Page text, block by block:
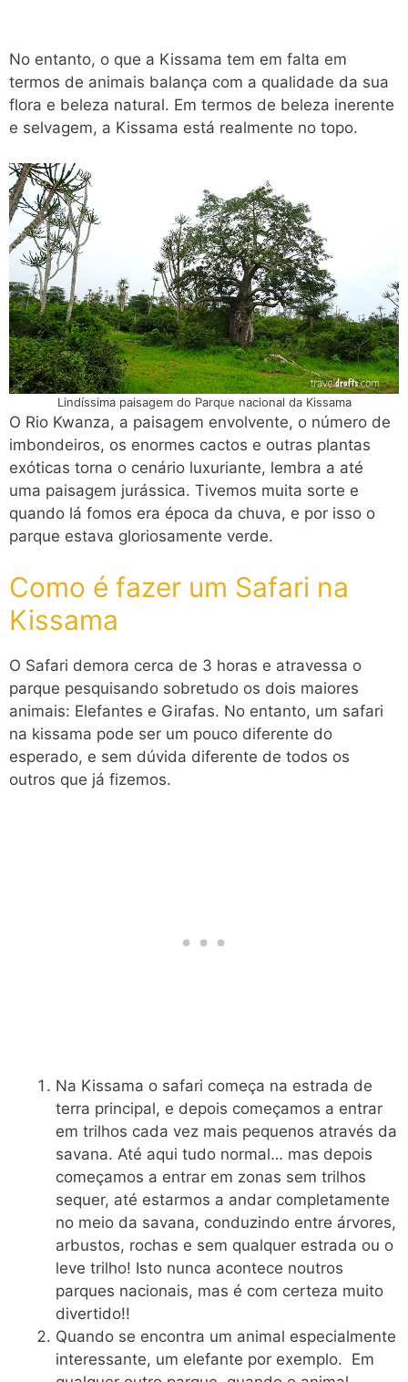
No entanto, o que a Kissama tem em falta em
termos de animais balança com a qualidade da sua
flora e beleza natural. Em termos de beleza inerente
e selvagem, a Kissama está realmente no topo.
Lindíssima paisagem do Parque nacional da Kissama
O Rio Kwanza, a paisagem envolvente, o número de
imbondeiros, os enormes cactos e outras plantas
exóticas torna o cenário luxuriante, lembra a até
uma paisagem jurássica. Tivemos muita sorte e
quando lá fomos era época da chuva, e por isso o
parque estava gloriosamente verde.
Como é fazer um Safari na
Kissama
O Safari demora cerca de 3 horas e atravessa o
parque pesquisando sobretudo os dois maiores
animais: Elefantes e Girafas. No entanto, um safari
na kissama pode ser um pouco diferente do
esperado, e sem dúvida diferente de todos os
outros que já fizemos.
Na Kissama o safari começa na estrada de
terra principal, e depois começamos a entrar
em trilhos cada vez mais pequenos através da
savana. Até aqui tudo normal… mas depois
começamos a entrar em zonas sem trilhos
sequer, até estarmos a andar completamente
no meio da savana, conduzindo entre árvores,
arbustos, rochas e sem qualquer estrada ou o
leve trilho! Isto nunca acontece noutros
parques nacionais, mas é com certeza muito
divertido!!
Quando se encontra um animal especialmente
interessante, um elefante por exemplo. Em